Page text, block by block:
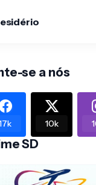
se a nós
10k
SD